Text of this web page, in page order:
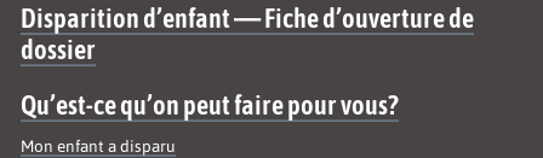
Site map
Disparition d’enfant — Fiche d’ouverture de
dossier
Qu’est-ce qu’on peut faire pour vous?
Mon enfant a disparu